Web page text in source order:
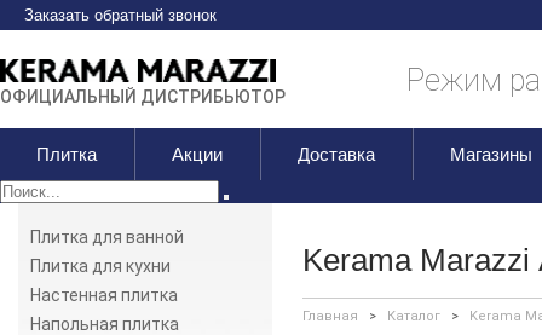
Заказать обратный звонок
ОФИЦИАЛЬНЫЙ ДИСТРИБЬЮТОР Режим
Плитка Акции Доставка Магазины
Плитка для ванной
Плитка для кухни
Настенная плитка
Напольная плитка
Kerama Marazzi
Главная > Каталог > Kerama